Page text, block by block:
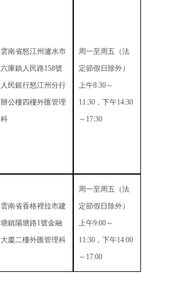
雲南省怒江州瀘水市
六庫鎮人民路158號
人民銀行怒江州分行
辦公樓四樓外匯管理
科
周一至周五（法
定節假日除外）
上午8:30～
11:30 ，下午14:30
～ 17:30
雲南省香格裡拉市建
塘鎮陽塘路1號金融
大廈二樓外匯管理科
周一至周五（法
定節假日除外）
上午9:00～
11:30 ，下午14:00
～ 17:00